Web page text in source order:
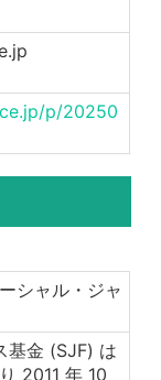
p/20250
シャル・ジャ
基金 (SJF) は
2011 年 10